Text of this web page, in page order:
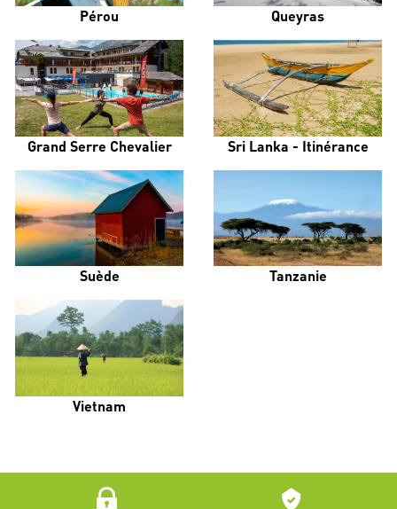
Pérou Queyras
Grand Serre Chevalier Sri Lanka - Itinérance
Suède Tanzanie
Vietnam